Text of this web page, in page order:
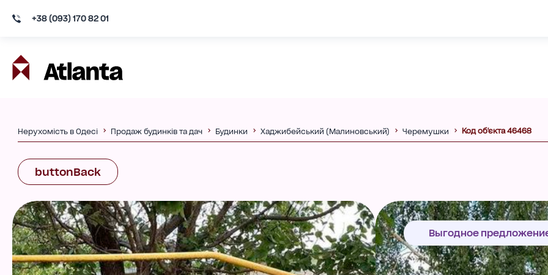
+38 (093) 170 82 01
Нерухомість в Одесі Продаж будинків та дач Будинки Хаджибейський (Малиновський) Черемушки Код об'єкта 46468
buttonBack
Выгодное